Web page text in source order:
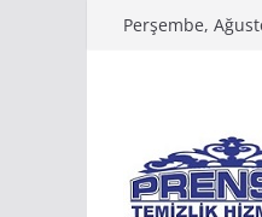
Perşembe,